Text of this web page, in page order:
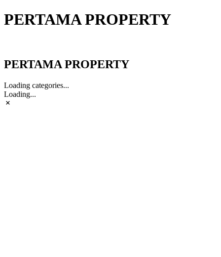
PERTAMA PROPERTY
PERTAMA PROPERTY
Loading categories...
Loading...